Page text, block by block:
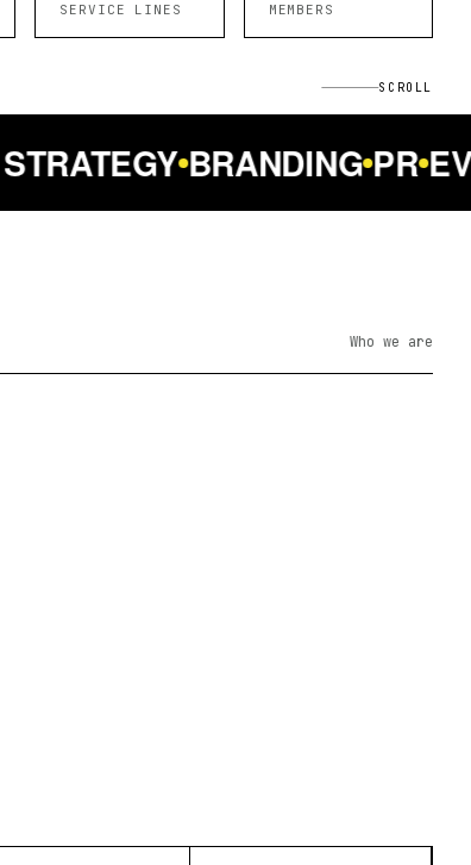
SERVICE LINES MEMBERS
SCROLL
STRATEGYBRANDINGPR
Who we are